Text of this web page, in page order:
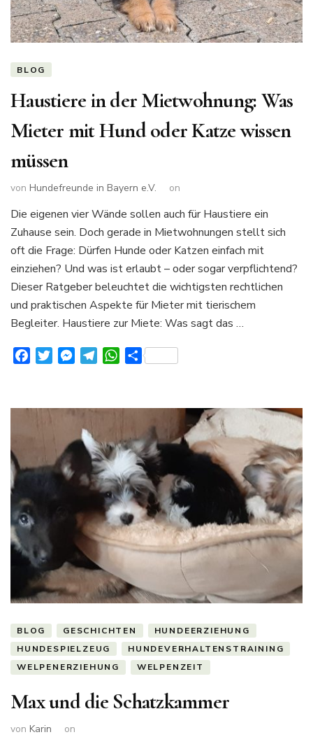
BLOG
Haustiere in der Mietwohnung: Was
Mieter mit Hund oder Katze wissen
müssen
von Hundefreunde in Bayern e.V. on
Die eigenen vier Wände sollen auch für Haustiere ein
Zuhause sein. Doch gerade in Mietwohnungen stellt sich
oft die Frage: Dürfen Hunde oder Katzen einfach mit
einziehen? Und was ist erlaubt – oder sogar verpflichtend?
Dieser Ratgeber beleuchtet die wichtigsten rechtlichen
und praktischen Aspekte für Mieter mit tierischem
Begleiter. Haustiere zur Miete: Was sagt das …
FacebookTwitterMessenger
TelegramWhatsApp
Teilen
BLOG GESCHICHTEN
HUNDEERZIEHUNG
HUNDESPIELZEUG
HUNDEVERHALTENSTRAINING
WELPENERZIEHUNG
WELPENZEIT
Max und die Schatzkammer
von Karin on